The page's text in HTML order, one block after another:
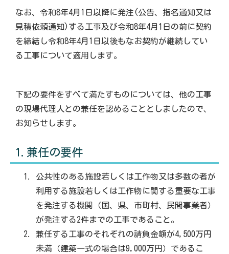
なお、令和8年4月1日以降に発注(公告、指名通知又は
見積依頼通知)する工事及び令和8年4月1日の前に契約
を締結し令和8年4月1日以後もなお契約が継続してい
る工事について適用します。
下記の要件をすべて満たすものについては、他の工事
の現場代理人との兼任を認めることとしましたので、
お知らせします。
1.兼任の要件
公共性のある施設若しくは工作物又は多数の者が
利用する施設若しくは工作物に関する重要な工事
を発注する機関（国、県、市町村、民間事業者）
が発注する2件までの工事であること。
兼任する工事のそれぞれの請負金額が4,500万円
未満（建築一式の場合は9,000万円）であるこ